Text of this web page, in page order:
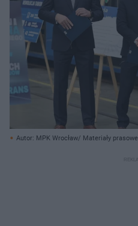
Autor: MPK Wrocław/ Materiały prasowe